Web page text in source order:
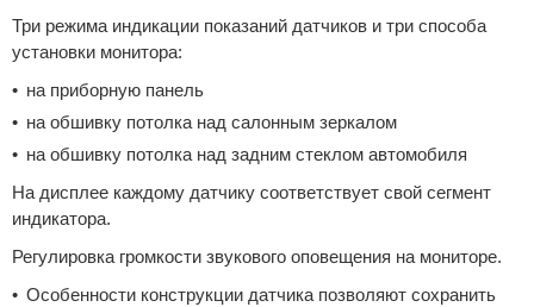
Три режима индикации показаний датчиков и три способа
установки монитора:
на приборную панель
на обшивку потолка над салонным зеркалом
на обшивку потолка над задним стеклом автомобиля
На дисплее каждому датчику соответствует свой сегмент
индикатора.
Регулировка громкости звукового оповещения на мониторе.
Особенности конструкции датчика позволяют сохранить